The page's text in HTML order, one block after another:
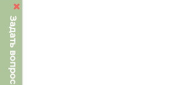
Задать вопрос